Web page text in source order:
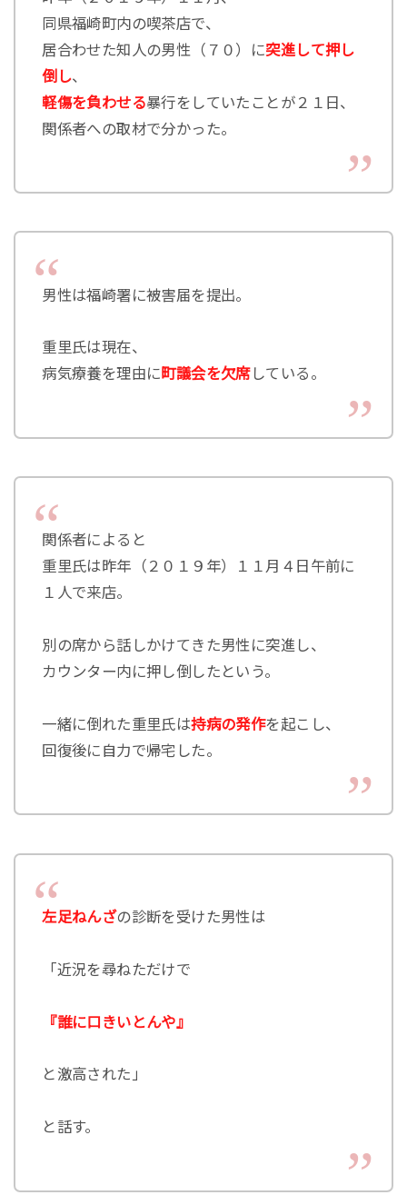
同県福崎町内の喫茶店で、
居合わせた知人の男性（７０）に突進して押し
倒し、
軽傷を負わせる暴行をしていたことが２１日、
関係者への取材で分かった。
男性は福崎署に被害届を提出。
重里氏は現在、
病気療養を理由に 町議会を欠席している。
関係者によると
重里氏は昨年（２０１９年）１１月４日午前に
１人で来店。
別の席から話しかけてきた男性に突進し、
カウンター内に押し倒したという。
一緒に倒れた重里氏は持病の発作を起こし、
回復後に自力で帰宅した。
左足ねんざの診断を受けた男性は
「近況を尋ねただけで
『誰に口きいとんや』
と激高された」
と話す。